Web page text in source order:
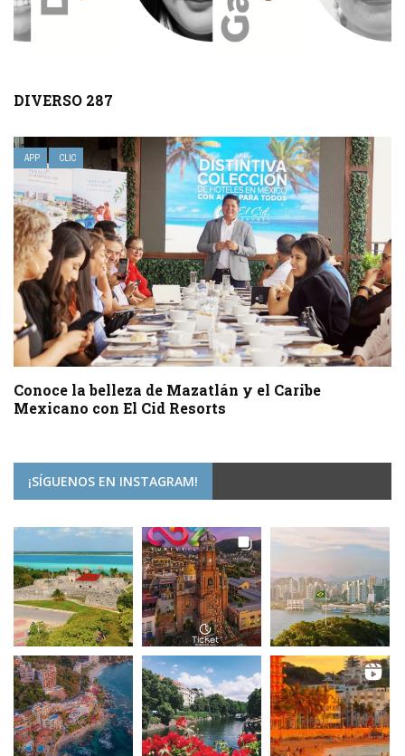
DIVERSO 287
APP CLIC
Conoce la belleza de Mazatlán y el Caribe
Mexicano con El Cid Resorts
¡SÍGUENOS EN INSTAGRAM!